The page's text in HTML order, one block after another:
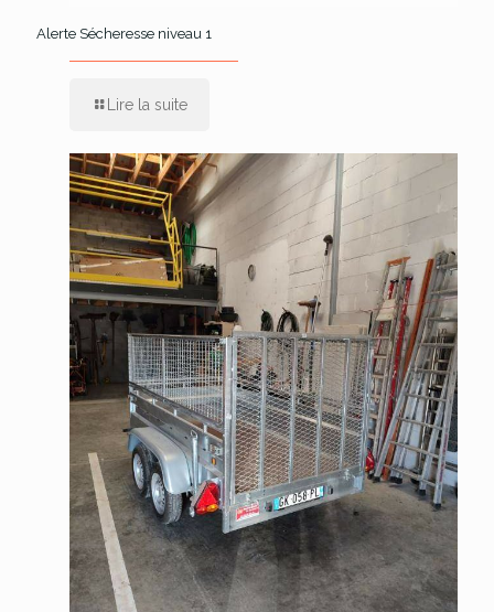
Alerte Sécheresse niveau 1
Lire la suite